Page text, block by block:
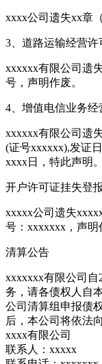
xxxx公司遗失xx章
3、道路运输经营许
xxxxxx有限公司遗
号，声明作废。
4、增值电信业务经
xxxxxx有限公司遗
(证号xxxxxx),发证
xxxx日，特此声明。
开户许可证挂失登
xxxxx公司遗失
号：xxxxxxx，声明
清算公告
xxxxxxx有限公司自
务，请各债权人自
公司清算组申报债
后，本公司将依法
xxxx有限公司
联系人：xxxxx